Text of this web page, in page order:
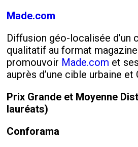
Made.com
Diffusion géo-localisée d’un
qualitatif au format
promouvoir Made.com et
auprès d’une cible urbaine et
Prix Grande et Moyenne
lauréats)
Conforama